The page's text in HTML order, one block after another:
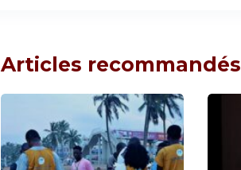
Articles recommandés